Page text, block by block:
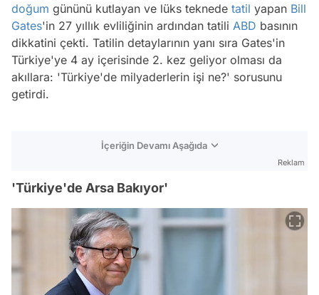
doğum gününü kutlayan ve lüks teknede tatil yapan Bill
Gates'in 27 yıllık evliliğinin ardından tatili ABD basının
dikkatini çekti. Tatilin detaylarının yanı sıra Gates'in
Türkiye'ye 4 ay içerisinde 2. kez geliyor olması da
akıllara: 'Türkiye'de milyaderlerin işi ne?' sorusunu
getirdi.
İçeriğin Devamı Aşağıda
Reklam
'Türkiye'de Arsa Bakıyor'